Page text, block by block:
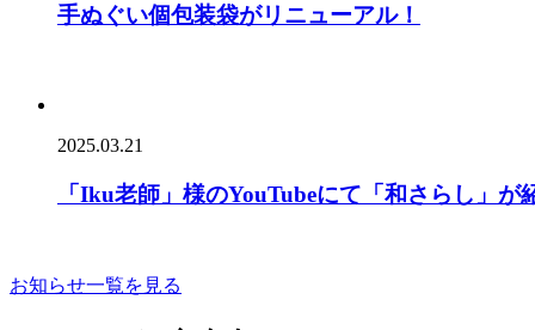
手ぬぐい個包装袋がリニューアル！
2025.03.21
「Iku老師」様のYouTubeにて「和さらし」が
お知らせ一覧を見る